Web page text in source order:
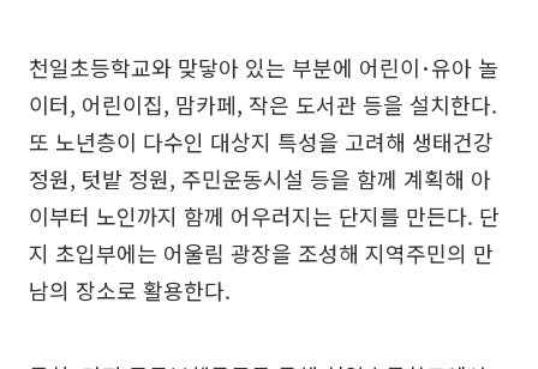
천일초등학교와 맞닿아 있는 부분에 어린이･유아 놀
이터, 어린이집, 맘카페, 작은 도서관 등을 설치한다.
또 노년층이 다수인 대상지 특성을 고려해 생태건강
정원, 텃밭 정원, 주민운동시설 등을 함께 계획해 아
이부터 노인까지 함께 어우러지는 단지를 만든다. 단
지 초입부에는 어울림 광장을 조성해 지역주민의 만
남의 장소로 활용한다.